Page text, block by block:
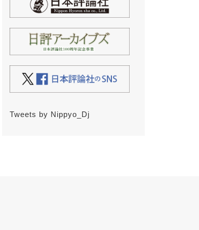
Tweets by Nippyo_Dj